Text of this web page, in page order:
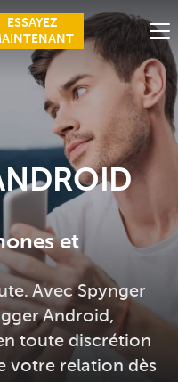
ESSAYEZ
et
Avec Spynger
Android,
toute discrétion
votre relation dès